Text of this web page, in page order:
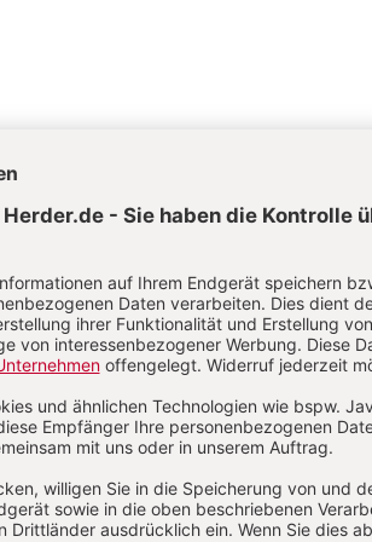
Pastor, geb.1979, wissenschaftlicher
freikirchlicher Referent in der
Christlicher Kirchen in Deutschland.
Hefte